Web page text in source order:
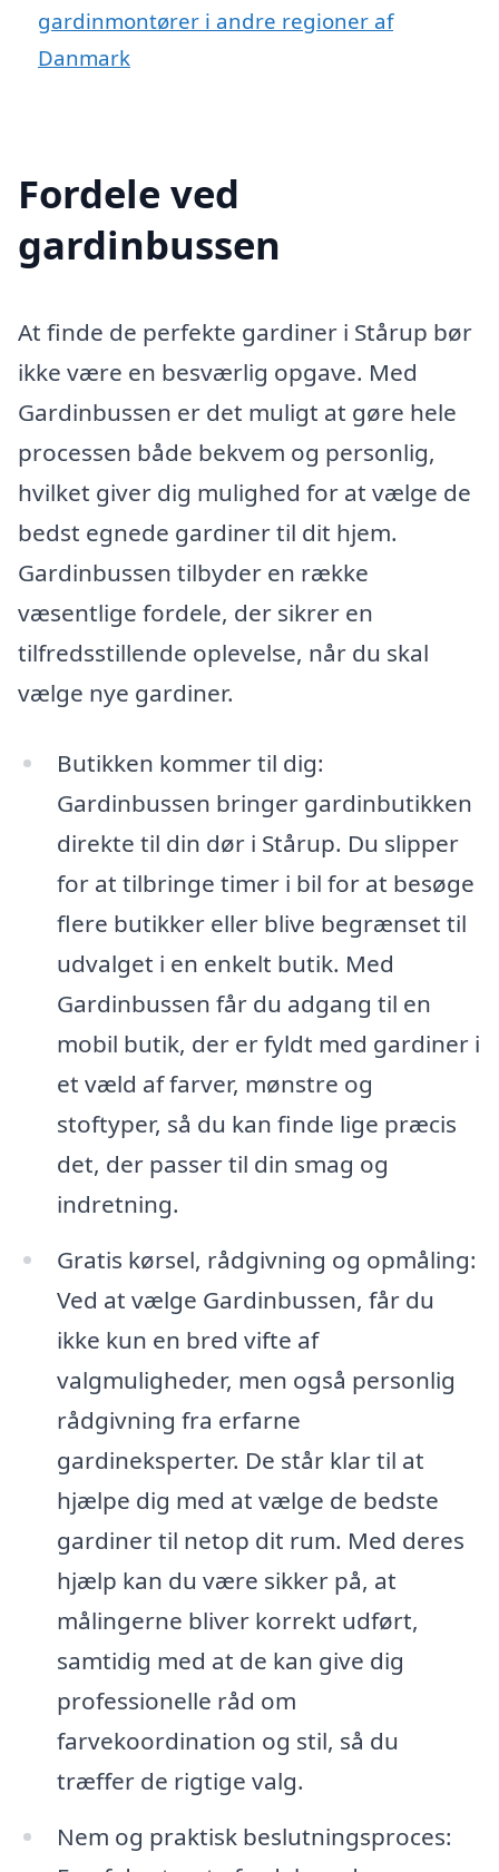
gardinmontører i andre regioner af
Danmark
Fordele ved
gardinbussen
At finde de perfekte gardiner i Stårup bør
ikke være en besværlig opgave. Med
Gardinbussen er det muligt at gøre hele
processen både bekvem og personlig,
hvilket giver dig mulighed for at vælge de
bedst egnede gardiner til dit hjem.
Gardinbussen tilbyder en række
væsentlige fordele, der sikrer en
tilfredsstillende oplevelse, når du skal
vælge nye gardiner.
Butikken kommer til dig:
Gardinbussen bringer gardinbutikken
direkte til din dør i Stårup. Du slipper
for at tilbringe timer i bil for at besøge
flere butikker eller blive begrænset til
udvalget i en enkelt butik. Med
Gardinbussen får du adgang til en
mobil butik, der er fyldt med gardiner i
et væld af farver, mønstre og
stoftyper, så du kan finde lige præcis
det, der passer til din smag og
indretning.
Gratis kørsel, rådgivning og opmåling:
Ved at vælge Gardinbussen, får du
ikke kun en bred vifte af
valgmuligheder, men også personlig
rådgivning fra erfarne
gardineksperter. De står klar til at
hjælpe dig med at vælge de bedste
gardiner til netop dit rum. Med deres
hjælp kan du være sikker på, at
målingerne bliver korrekt udført,
samtidig med at de kan give dig
professionelle råd om
farvekoordination og stil, så du
træffer de rigtige valg.
Nem og praktisk beslutningsproces: